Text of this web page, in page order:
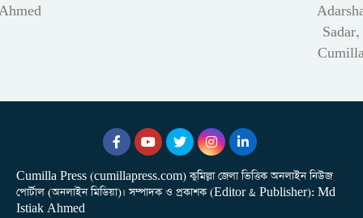
Sadar,
Cumilla Press (cumillapress.com) কুমিল্লা জেলা ভিত্তিক অনলাইন নিউজ
পোর্টাল (অনলাইন মিডিয়া)। সম্পাদক ও প্রকাশক (Editor & Publisher): Md
Istiak Ahmed